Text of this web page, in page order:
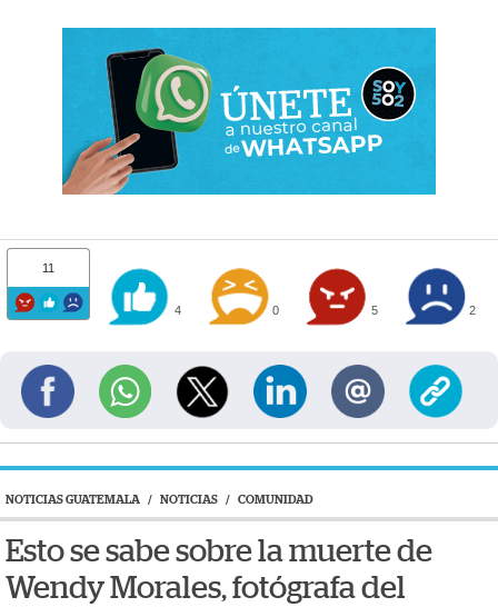
11
4 0 5 2
NOTICIAS GUATEMALA / NOTICIAS / COMUNIDAD
Esto se sabe sobre la muerte de
Wendy Morales, fotógrafa del